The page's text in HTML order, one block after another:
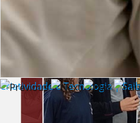
Criatividade e Tecnologia |